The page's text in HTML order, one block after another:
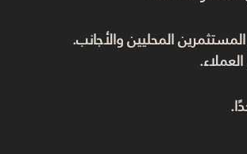
المحليين والأجانب.